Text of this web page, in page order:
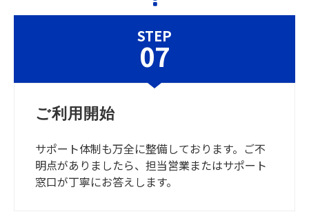
STEP
07
ご利用開始
サポート体制も万全に整備しております。ご不
明点がありましたら、担当営業またはサポート
窓口が丁寧にお答えします。